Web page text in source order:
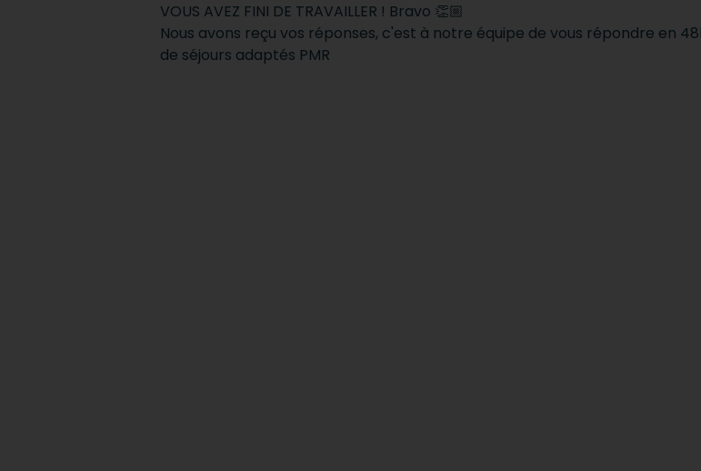
VOUS AVEZ FINI DE TRAVAILLER ! Bravo 👏🏼
Nous avons reçu vos réponses, c'est à notre équipe de vous répondre en
de séjours adaptés PMR